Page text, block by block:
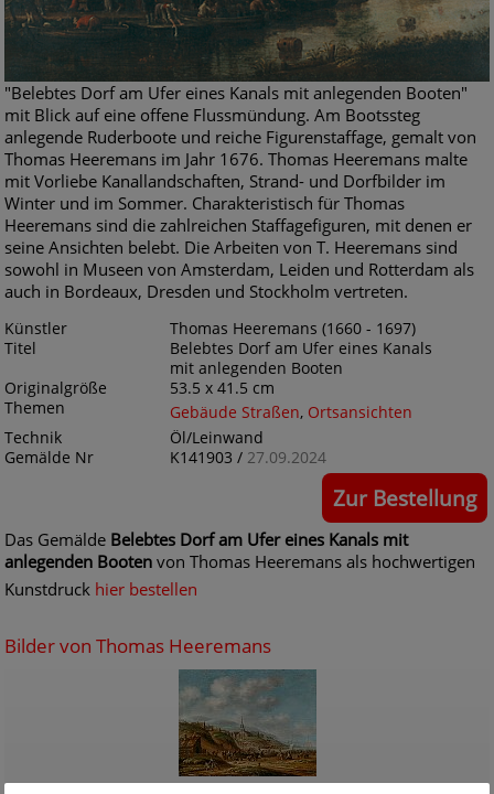
"Belebtes Dorf am Ufer eines Kanals mit anlegenden Booten"
mit Blick auf eine offene Flussmündung. Am Bootssteg
anlegende Ruderboote und reiche Figurenstaffage, gemalt von
Thomas Heeremans im Jahr 1676. Thomas Heeremans malte
mit Vorliebe Kanallandschaften, Strand- und Dorfbilder im
Winter und im Sommer. Charakteristisch für Thomas
Heeremans sind die zahlreichen Staffagefiguren, mit denen er
seine Ansichten belebt. Die Arbeiten von T. Heeremans sind
sowohl in Museen von Amsterdam, Leiden und Rotterdam als
auch in Bordeaux, Dresden und Stockholm vertreten.
Künstler
Thomas Heeremans (1660 - 1697)
Titel
Belebtes Dorf am Ufer eines Kanals
mit anlegenden Booten
Originalgröße
53.5 x 41.5 cm
Themen
Gebäude Straßen, Ortsansichten
Technik
Öl/Leinwand
Gemälde Nr
K141903 / 27.09.2024
Zur Bestellung
Das Gemälde Belebtes Dorf am Ufer eines Kanals mit
anlegenden Booten von Thomas Heeremans als hochwertigen
Kunstdruck hier bestellen
Bilder von Thomas Heeremans